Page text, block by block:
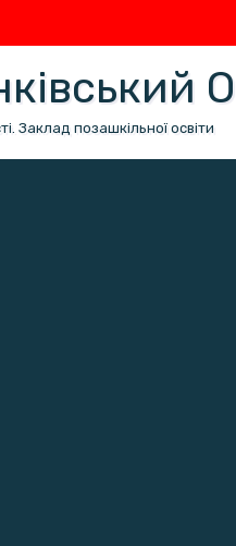
Заклад позашкільної освіти